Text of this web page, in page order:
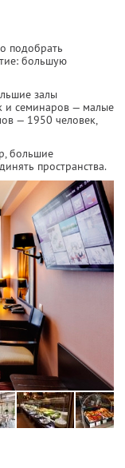
подобрать
большую
залы
и семинаров — малые
— 1950 человек,
большие
пространства.